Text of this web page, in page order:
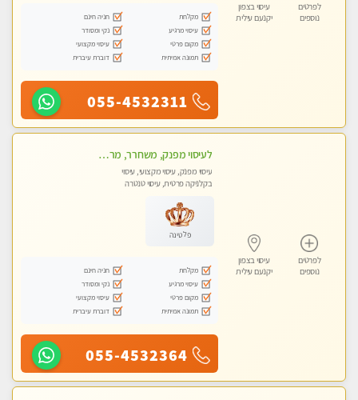
לפרטים
נוספים
עיסוי בצפון
יקנעם עילית
מקלחת
חניה חינם
עיסוי מרגיע
נקי ומסודר
מקום פרטי
עיסוי מקצועי
תמונה אמיתית
דוברת עיברית
055-4532311
לפרטים
נוספים
עיסוי בצפון
יקנעם עילית
לעיסוי מפנק, משחרר, מרגיע, טנטרה, עיסוי שבדי מקצועי ללא שירותי מין
עיסוי מפנק, עיסוי מקצועי, עיסוי
בקלניקה פרטית, עיסוי טנטרה
פלטינה
מקלחת
חניה חינם
עיסוי מרגיע
נקי ומסודר
מקום פרטי
עיסוי מקצועי
תמונה אמיתית
דוברת עיברית
055-4532364